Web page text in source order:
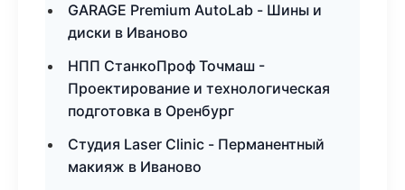
GARAGE Premium AutoLab - Шины и
диски в Иваново
НПП СтанкоПроф Точмаш -
Проектирование и технологическая
подготовка в Оренбург
Студия Laser Clinic - Перманентный
макияж в Иваново